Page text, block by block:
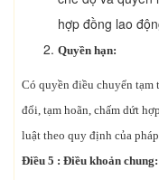
hợp đồng lao
Quyền hạn:
Có quyền điều chuyển
đổi, tạm hoãn, chấm dứt
luật theo quy định của
Điều 5 : Điều khoản chung: